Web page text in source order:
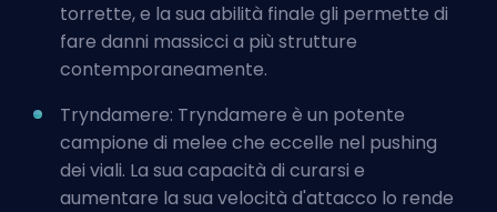
torrette, e la sua abilità finale gli permette di
fare danni massicci a più strutture
contemporaneamente.
Tryndamere: Tryndamere è un potente
campione di melee che eccelle nel pushing
dei viali. La sua capacità di curarsi e
aumentare la sua velocità d'attacco lo rende